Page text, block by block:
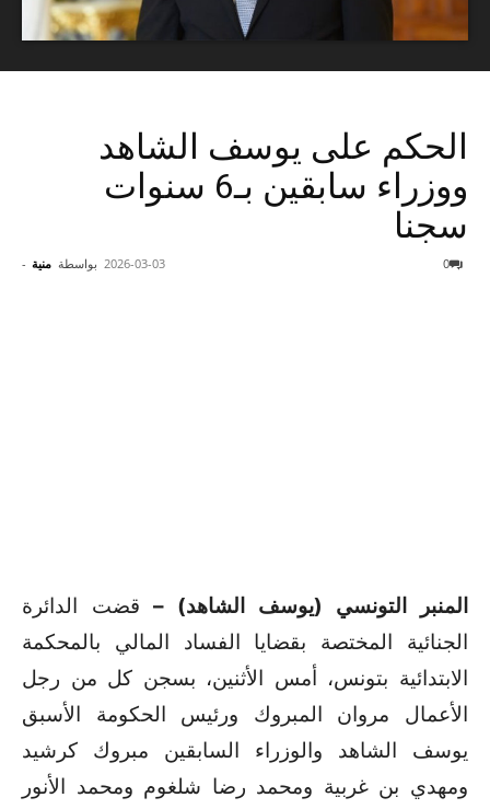
الحكم على يوسف الشاهد
ووزراء سابقين بـ6 سنوات
سجنا
بواسطة منية - 2026-03-03 0
المنبر التونسي (يوسف الشاهد) – قضت الدائرة
الجنائية المختصة بقضايا الفساد المالي بالمحكمة
الابتدائية بتونس، أمس الأثنين، بسجن كل من رجل
الأعمال مروان المبروك ورئيس الحكومة الأسبق
يوسف الشاهد والوزراء السابقين مبروك كرشيد
ومهدي بن غربية ومحمد رضا شلغوم ومحمد الأنور